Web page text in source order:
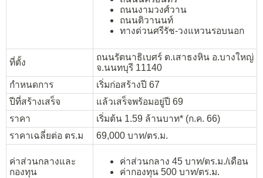
ถนนงามวงศ์วาน
ถนนติวานนท์
ทางด่วนศรีรัช-วงแหวนรอบนอก
ที่ตั้ง
ถนนรัตนาธิเบศร์ ต.เสาธงหิน อ.บางใหญ่
จ.นนทบุรี 11140
กำหนดการ
เริ่มก่อสร้างปี 67
ปีที่สร้างเสร็จ
แล้วเสร็จพร้อมอยู่ปี 69
ราคา
เริ่มต้น 1.59 ล้านบาท* (ก.ค. 66)
ราคาเฉลี่ยต่อ ตร.ม
69,000 บาท/ตร.ม.
ค่าส่วนกลางและ
กองทุน
ค่าส่วนกลาง 45 บาท/ตร.ม./เดือน
ค่ากองทุน 500 บาท/ตร.ม.